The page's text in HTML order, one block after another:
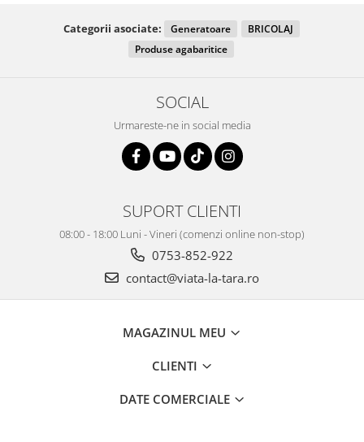
Categorii asociate: Generatoare
BRICOLAJ
Produse agabaritice
SOCIAL
Urmareste-ne in social media
SUPORT CLIENTI
08:00 - 18:00 Luni - Vineri (comenzi online non-stop)
0753-852-922
contact@viata-la-tara.ro
MAGAZINUL MEU
CLIENTI
DATE COMERCIALE